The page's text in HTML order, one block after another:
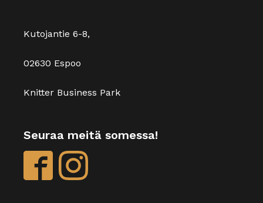
Kutojantie 6-8,
02630 Espoo
Knitter Business Park
Seuraa meitä somessa!